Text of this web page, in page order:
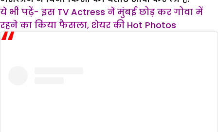
ये भी पढ़ें- इस TV Actress ने मुंबई छोड़ कर गोवा में
रहने का किया फैसला, शेयर की Hot Photos